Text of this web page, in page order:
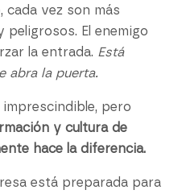
cada vez son más
peligrosos. El enemigo
la entrada. Está
abra la puerta.
pero
y cultura de
hace la diferencia.
está preparada para